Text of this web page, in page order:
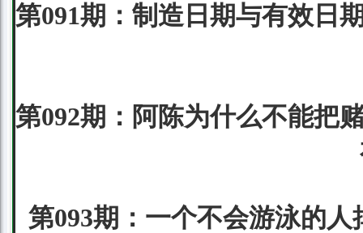
第091期：制造日期与有效日
第092期：阿陈为什么不能把
第093期：一个不会游泳的